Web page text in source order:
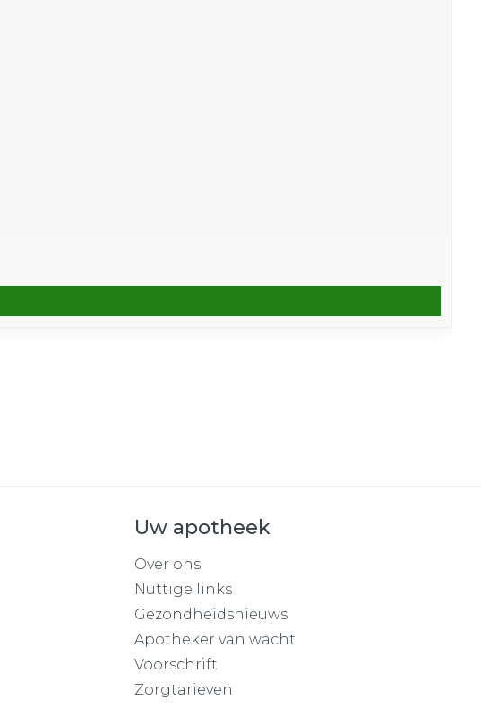
Uw apotheek
Over ons
Nuttige links
Gezondheidsnieuws
Apotheker van wacht
Voorschrift
Zorgtarieven